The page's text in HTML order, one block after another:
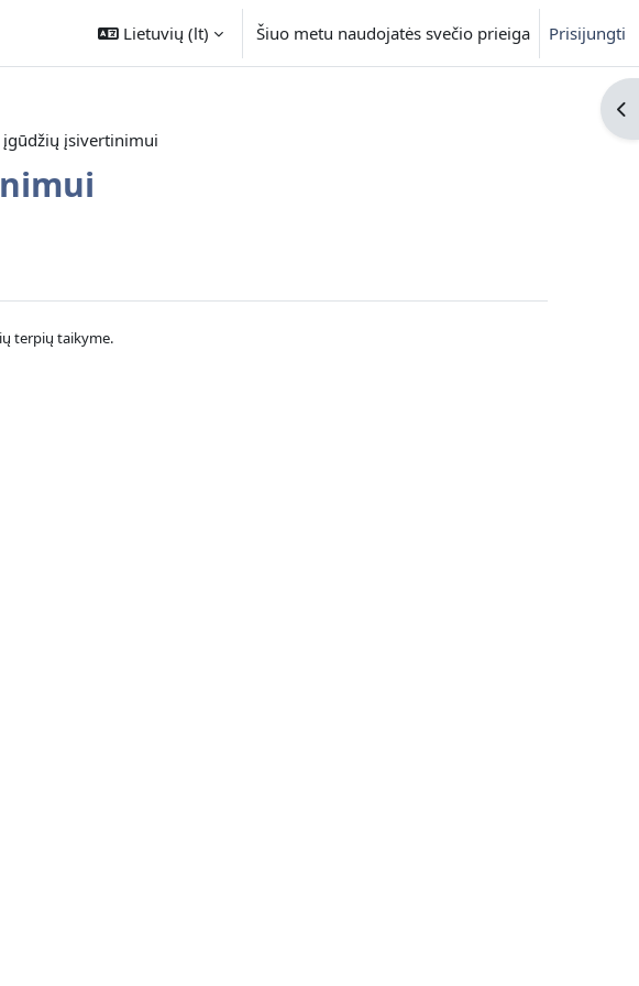
Lietuvių ‎(lt)‎ Šiuo metu naudojatės svečio prieiga Prisijungti
įgūdžių įsivertinimui
terpių taikyme.